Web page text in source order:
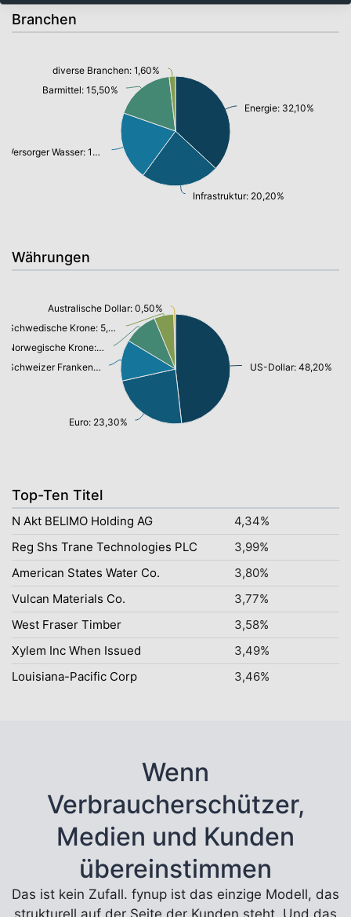
Branchen
Energie: 32,10%
Infrastruktur: 20,20%
Versorger Wasser: 17,60%
Barmittel: 15,50%
diverse Branchen: 1,60%
Währungen
US-Dollar: 48,20%
Euro: 23,30%
Schweizer Franken: 12,10%
Norwegische Krone: 10,10%
Schwedische Krone: 5,80%
Australische Dollar: 0,50%
Top-Ten Titel
N Akt BELIMO Holding AG
4,34%
Reg Shs Trane Technologies PLC
3,99%
American States Water Co.
3,80%
Vulcan Materials Co.
3,77%
West Fraser Timber
3,58%
Xylem Inc When Issued
3,49%
Louisiana-Pacific Corp
3,46%
Wenn
Verbraucherschützer,
Medien und Kunden
übereinstimmen
Das ist kein Zufall. fynup ist das einzige Modell, das
strukturell auf der Seite der Kunden steht. Und das